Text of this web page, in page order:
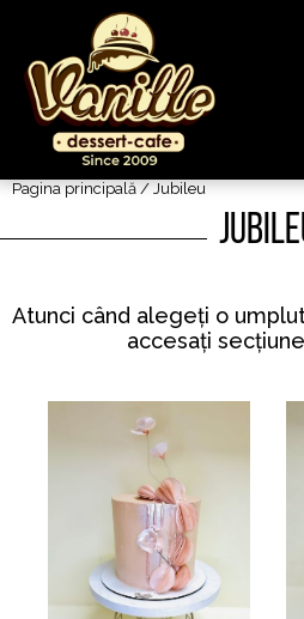
Pagina principală/ Jubileu
Atunci când alegeți o
accesați